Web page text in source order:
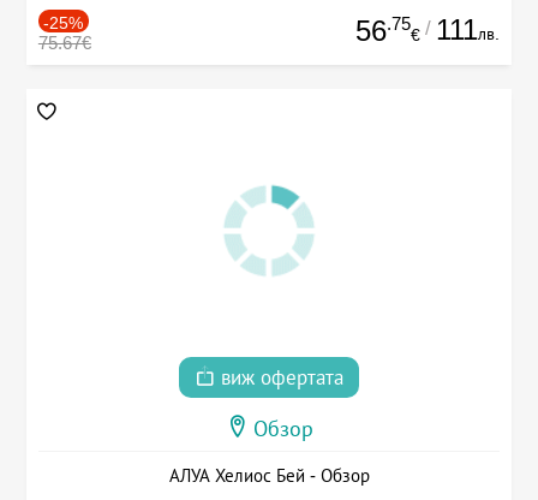
-25%
75.67€ 56.75
€ / 111лв.
виж офертата
Обзор
АЛУА Хелиос Бей - Обзор